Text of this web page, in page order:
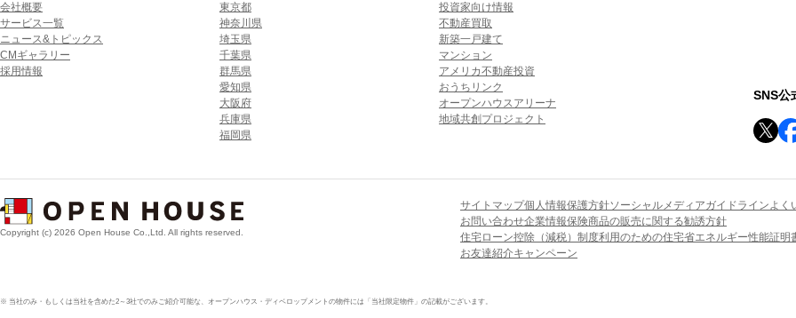
会社概要
サービス一覧
ニュース&トピックス
CMギャラリー
採用情報
東京都
神奈川県
埼玉県
千葉県
群馬県
愛知県
大阪府
兵庫県
福岡県
投資家向け情報
不動産買取
新築一戸建て
マンション
アメリカ不動産投資
おうちリンク
オープンハウスアリーナ
地域共創プロジェクト
SNS公
Copyright (c) 2026 Open House Co.,Ltd. All rights reserved.
サイトマップ個人情報保護方針ソーシャルメディアガイドラインよく
お問い合わせ企業情報保険商品の販売に関する勧誘方針
住宅ローン控除（減税）制度利用のための住宅省エネルギー性能証明
お友達紹介キャンペーン
※ 当社のみ・もしくは当社を含めた2～3社でのみご紹介可能な、オープンハウス・ディベロップメントの物件には「当社限定物件」の記載がございます。